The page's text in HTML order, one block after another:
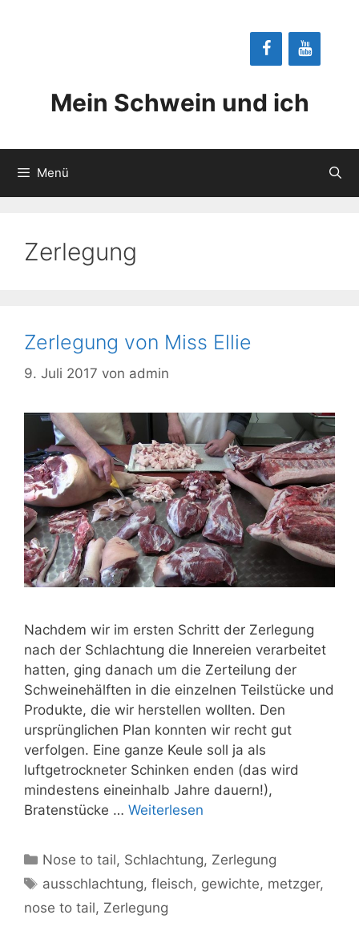
Mein Schwein und ich
Menü
Zerlegung
Zerlegung von Miss Ellie
9. Juli 2017 von admin
Nachdem wir im ersten Schritt der Zerlegung
nach der Schlachtung die Innereien verarbeitet
hatten, ging danach um die Zerteilung der
Schweinehälften in die einzelnen Teilstücke und
Produkte, die wir herstellen wollten. Den
ursprünglichen Plan konnten wir recht gut
verfolgen. Eine ganze Keule soll ja als
luftgetrockneter Schinken enden (das wird
mindestens eineinhalb Jahre dauern!),
Bratenstücke … Weiterlesen
Kategorien
Nose to tail, Schlachtung, Zerlegung
Schlagwörter
ausschlachtung,fleisch, gewichte, metzger,
nose to tail, Zerlegung